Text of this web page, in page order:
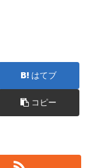
はてブ
コピー